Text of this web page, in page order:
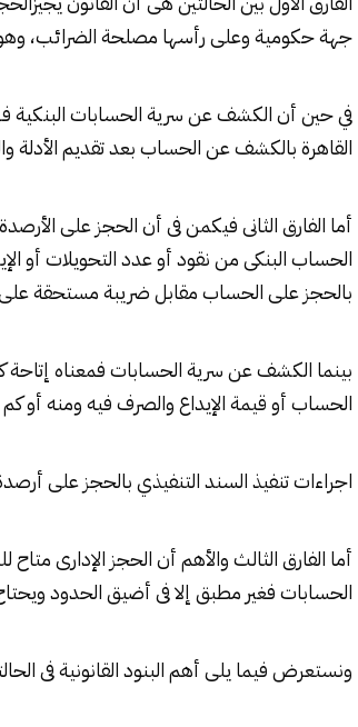
جهة حكومية وعلى رأسها مصلحة الضرائب،
في حين أن الكشف عن سريةالحسابات البنكية
القاهرة بالكشف عن الحساب بعد تقديم الأدلة
أما الفارق الثانى فيكمن فى أن الحجز على
الحساب البنكى من نقود أو عدد التحويلات أو
بالحجز على الحساب مقابل ضريبة مستحقة
بينما الكشف عن سرية الحسابات فمعناه
الحساب أو قيمة الإيداع والصرف فيه ومنه أو كم
اجراءات تنفيذ السند التنفيذي بالحجز على
أما الفارق الثالث والأهم أن الحجز الإدارى
الحسابات فغير مطبق إلا فى أضيق الحدود
ونستعرض فيما يلى أهم البنود القانونية فى